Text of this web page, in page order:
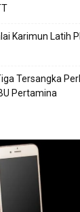
Karimun Latih
Tersangka
Pertamina